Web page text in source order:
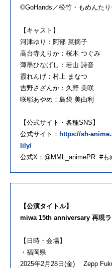
©GoHands／松竹・もめんた
【キャスト】
河津ゆり：阿部 菜摘子
高台寺えりか：桜木 つぐみ
薄墨ひなげし：若山 詩音
霞れんげ：村上 まなつ
吉野さざんか：久野 美咲
咲耶あやめ：島袋 美由利
【公式サイト・各種SNS】
公式サイト： https://sh-
lily/
公式X：@MML_animePR #も
【公演タイトル】
miwa 15th anniversary 再現
【日時・会場】
・福岡県
2025年2月28日(金) Zepp